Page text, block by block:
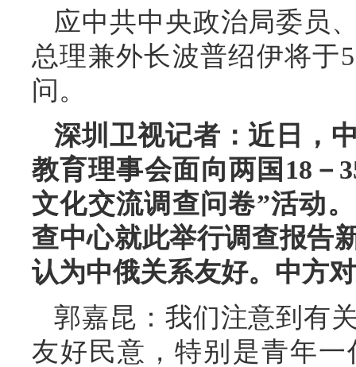
应中共中央政治局委员
总理兼外长波普绍伊将于
问。
深圳卫视记者：近日，
教育理事会面向两国18－
文化交流调查问卷”活动
查中心就此举行调查报告
认为中俄关系友好。中方
郭嘉昆：我们注意到有
友好民意，特别是青年